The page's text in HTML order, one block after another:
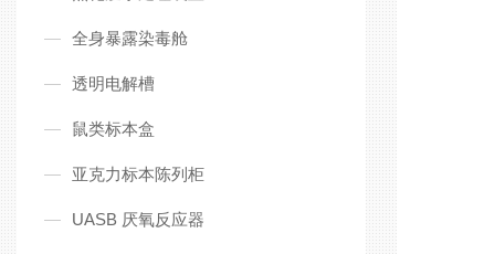
全身暴露染毒舱
透明电解槽
鼠类标本盒
亚克力标本陈列柜
UASB 厌氧反应器